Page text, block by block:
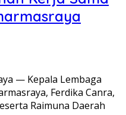
— Kepala Lembaga
Ferdika Canra,
Raimuna Daerah